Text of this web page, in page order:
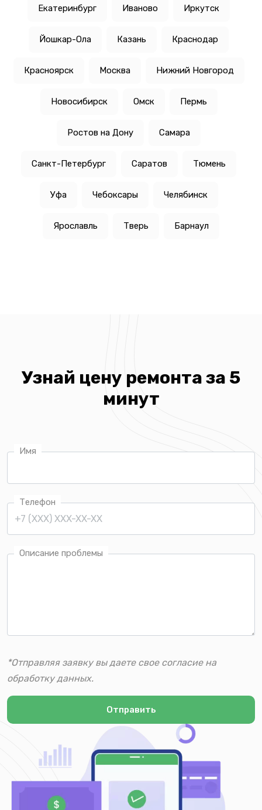
Екатеринбург Иваново Иркутск
Йошкар-Ола Казань Краснодар
Красноярск Москва Нижний Новгород
Новосибирск Омск Пермь
Ростов на Дону Самара
Санкт-Петербург Саратов Тюмень
Уфа Чебоксары Челябинск
Ярославль Тверь Барнаул
Узнай цену ремонта за 5
минут
Имя
Телефон
Описание проблемы
*Отправляя заявку вы даете свое согласие на
обработку данных.
Отправить